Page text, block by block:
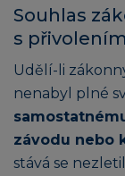
Souhlas
s
Udělí-li
nenabyl plné
závodu nebo
stává se